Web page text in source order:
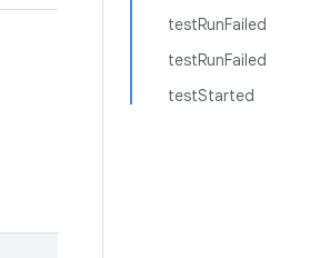
testRunFailed
testRunFailed
testStarted